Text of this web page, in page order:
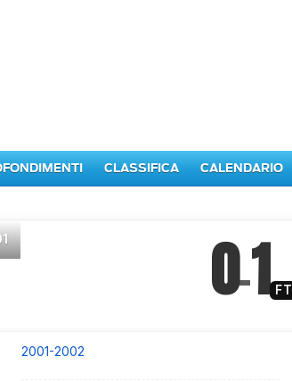
CLASSIFICA CALENDARIO
0–1 FT
2001-2002